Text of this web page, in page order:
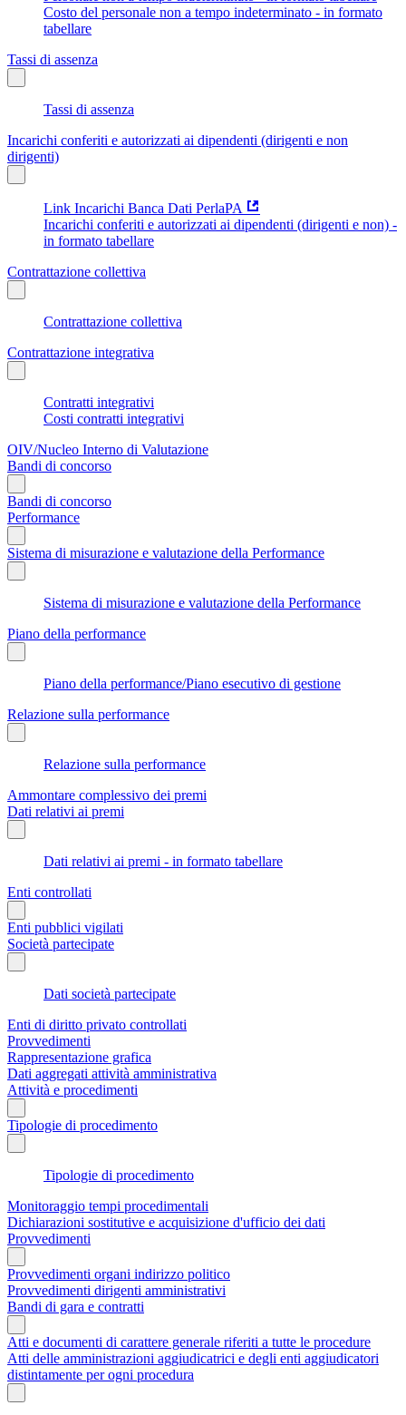
Costo del personale non a tempo indeterminato - in formato
tabellare
Tassi di assenza
Tassi di assenza
Incarichi conferiti e autorizzati ai dipendenti (dirigenti e non
dirigenti)
Link Incarichi Banca Dati PerlaPA
Incarichi conferiti e autorizzati ai dipendenti (dirigenti e non) -
in formato tabellare
Contrattazione collettiva
Contrattazione collettiva
Contrattazione integrativa
Contratti integrativi
Costi contratti integrativi
OIV/Nucleo Interno di Valutazione
Bandi di concorso
Bandi di concorso
Performance
Sistema di misurazione e valutazione della Performance
Sistema di misurazione e valutazione della Performance
Piano della performance
Piano della performance/Piano esecutivo di gestione
Relazione sulla performance
Relazione sulla performance
Ammontare complessivo dei premi
Dati relativi ai premi
Dati relativi ai premi - in formato tabellare
Enti controllati
Enti pubblici vigilati
Società partecipate
Dati società partecipate
Enti di diritto privato controllati
Provvedimenti
Rappresentazione grafica
Dati aggregati attività amministrativa
Attività e procedimenti
Tipologie di procedimento
Tipologie di procedimento
Monitoraggio tempi procedimentali
Dichiarazioni sostitutive e acquisizione d'ufficio dei dati
Provvedimenti
Provvedimenti organi indirizzo politico
Provvedimenti dirigenti amministrativi
Bandi di gara e contratti
Atti e documenti di carattere generale riferiti a tutte le procedure
Atti delle amministrazioni aggiudicatrici e degli enti aggiudicatori
distintamente per ogni procedura